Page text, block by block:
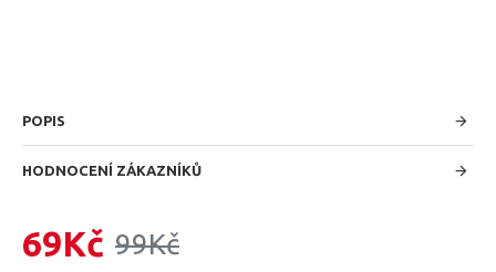
POPIS
HODNOCENÍ ZÁKAZNÍKŮ
69Kč 99Kč